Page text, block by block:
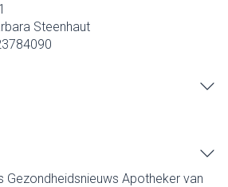
Steenhaut
Gezondheidsnieuws Apotheker van